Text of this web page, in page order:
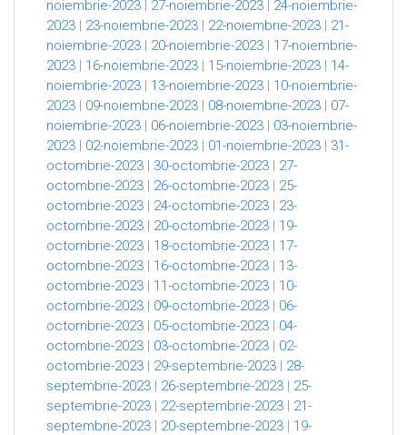
noiembrie-2023 27-noiembrie-2023
24-noiembrie-
2023 | 23-noiembrie-2023 | 22-noiembrie-2023 | 21-
noiembrie-2023 | 20-noiembrie-2023 | 17-noiembrie-
2023 | 16-noiembrie-2023 | 15-noiembrie-2023 | 14-
noiembrie-2023 | 13-noiembrie-2023 | 10-noiembrie-
2023 | 09-noiembrie-2023 | 08-noiembrie-2023 | 07-
noiembrie-2023 | 06-noiembrie-2023 | 03-noiembrie-
2023 | 02-noiembrie-2023 | 01-noiembrie-2023 | 31-
octombrie-2023 | 30-octombrie-2023 | 27-
octombrie-2023 | 26-octombrie-2023 | 25-
octombrie-2023 | 24-octombrie-2023 | 23-
octombrie-2023 | 20-octombrie-2023 | 19-
octombrie-2023 | 18-octombrie-2023 | 17-
octombrie-2023 | 16-octombrie-2023 | 13-
octombrie-2023 | 11-octombrie-2023 | 10-
octombrie-2023 | 09-octombrie-2023 | 06-
octombrie-2023 | 05-octombrie-2023 | 04-
octombrie-2023 | 03-octombrie-2023 | 02-
octombrie-2023 | 29-septembrie-2023 | 28-
septembrie-2023 | 26-septembrie-2023 | 25-
septembrie-2023 | 22-septembrie-2023 | 21-
septembrie-2023 | 20-septembrie-2023 | 19-